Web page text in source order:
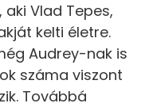
Vlad Tepes,
kelti életre.
Audrey-nak is
száma viszont
Továbbá